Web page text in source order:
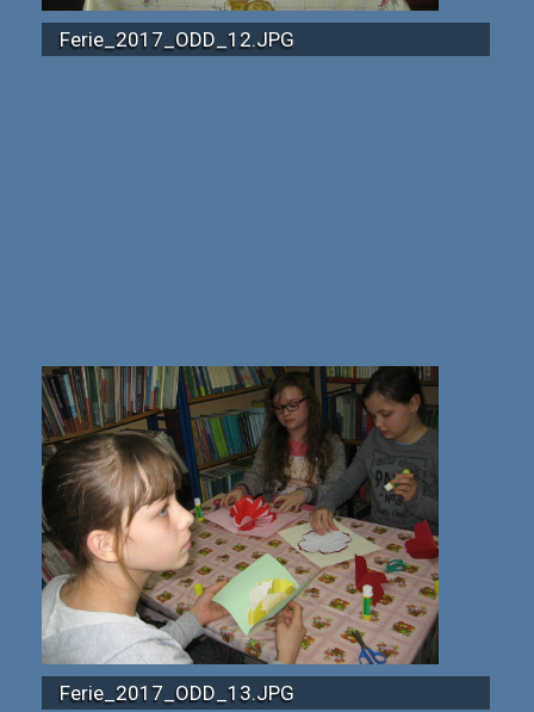
Ferie_2017_ODD_12.JPG
Ferie_2017_ODD_13.JPG